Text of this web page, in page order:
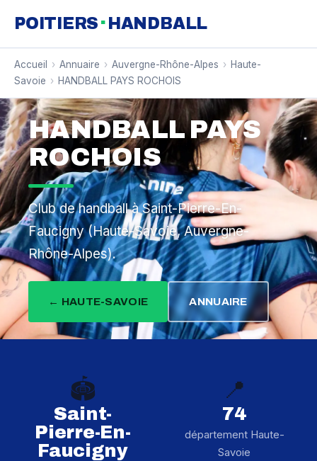
POITIERS · HANDBALL
Accueil › Annuaire › Auvergne-Rhône-Alpes › Haute-
Savoie › HANDBALL PAYS ROCHOIS
HANDBALL PAYS
ROCHOIS
Club de handball à Saint-Pierre-En-
Faucigny (Haute-Savoie, Auvergne-
Rhône-Alpes).
← HAUTE-SAVOIE ANNUAIRE
🏟️
Saint-
Pierre-En-
Faucigny
📍
74
département Haute-
Savoie